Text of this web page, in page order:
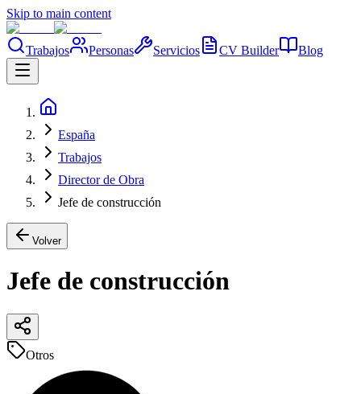
Skip to main content
Trabajos Personas Servicios CV Builder Blog
España
Trabajos
Director de Obra
Jefe de construcción
Volver
Jefe de construcción
Otros